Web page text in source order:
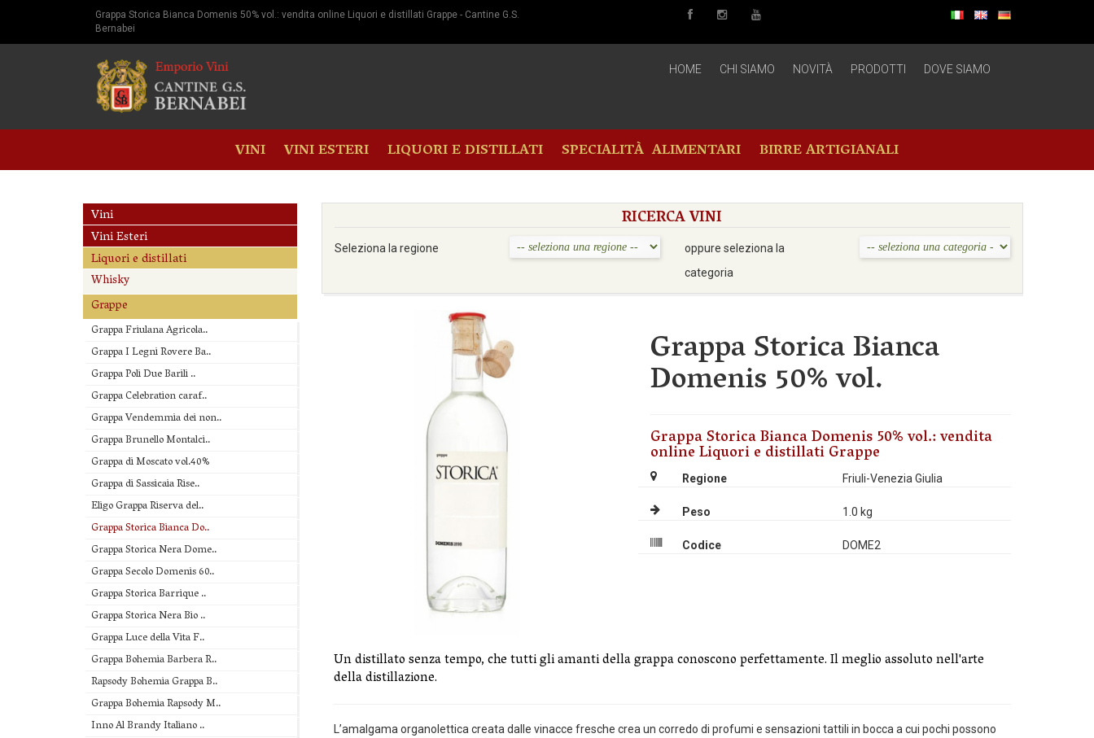
Grappa Storica Bianca Domenis 50% vol.: vendita online Liquori e distillati Grappe - Cantine G.S.
Bernabei
HOME CHI SIAMO NOVITÀ PRODOTTI DOVE SIAMO
VINI VINI ESTERI LIQUORI E DISTILLATI SPECIALITÀ ALIMENTARI BIRRE ARTIGIANALI
Vini
Vini Esteri
Liquori e distillati
Whisky
Grappe
Grappa Friulana Agricola..
Grappa I Legni Rovere Ba..
Grappa Poli Due Barili ..
Grappa Celebration caraf..
Grappa Vendemmia dei non..
Grappa Brunello Montalci..
Grappa di Moscato vol.40%
Grappa di Sassicaia Rise..
Eligo Grappa Riserva del..
Grappa Storica Bianca Do..
Grappa Storica Nera Dome..
Grappa Secolo Domenis 60..
Grappa Storica Barrique ..
Grappa Storica Nera Bio ..
Grappa Luce della Vita F..
Grappa Bohemia Barbera R..
Rapsody Bohemia Grappa B..
Grappa Bohemia Rapsody M..
Inno Al Brandy Italiano ..
RICERCA VINI
Seleziona la regione
oppure seleziona la
categoria
Grappa Storica Bianca
Domenis 50% vol.
Grappa Storica Bianca Domenis 50% vol.: vendita
online Liquori e distillati Grappe
Regione Friuli-Venezia Giulia
Peso 1.0 kg
Codice DOME2
Un distillato senza tempo, che tutti gli amanti della grappa conoscono perfettamente. Il meglio assoluto nell'arte
della distillazione.
L’amalgama organolettica creata dalle vinacce fresche crea un corredo di profumi e sensazioni tattili in bocca a cui pochi possono